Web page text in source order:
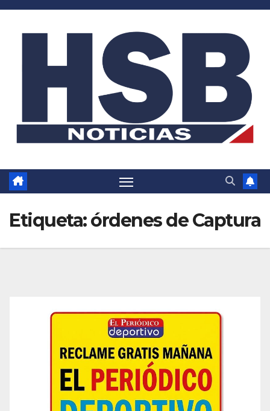
Saltar
Etiqueta:órdenes de Captura